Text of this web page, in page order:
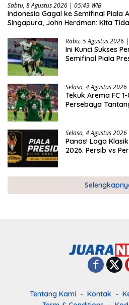
Sabtu, 8 Agustus 2026 | 05:43 WIB
Indonesia Gagal ke Semifinal Piala
Singapura, John Herdman: Kita
Rabu, 5 Agustus 2026
Ini Kunci Sukses
Semifinal Piala
Selasa, 4 Agustus
Tekuk Arema FC
Persebaya
Selasa, 4 Agustus
Panas! Laga
2026: Persib vs
Tentang Kami Kontak